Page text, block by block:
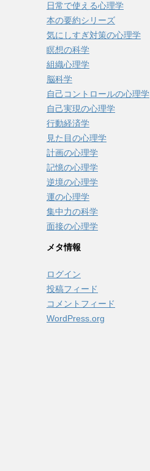
日常で使える心理学
本の要約シリーズ
気にしすぎ対策の心理学
瞑想の科学
組織心理学
脳科学
自己コントロールの心理学
自己実現の心理学
行動経済学
見た目の心理学
計画の心理学
記憶の心理学
逆境の心理学
運の心理学
集中力の科学
面接の心理学
メタ情報
ログイン
投稿フィード
コメントフィード
WordPress.org